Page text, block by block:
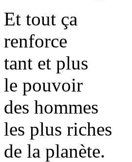
Et tout ça
renforce
tant et plus
le pouvoir
des hommes
les plus riches
de la planète.